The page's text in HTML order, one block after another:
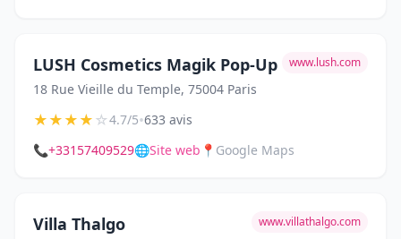
LUSH Cosmetics Magik Pop-Up
18 Rue Vieille du Temple, 75004 Paris
www.lush.com
★★★★☆4.7/5•633 avis
📞+33157409529🌐Site web 📍 Google Maps
Villa Thalgo www.villathalgo.com